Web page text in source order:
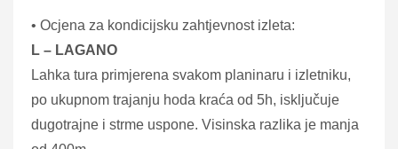
• Ocjena za kondicijsku zahtjevnost izleta:
L – LAGANO
Lahka tura primjerena svakom planinaru i izletniku,
po ukupnom trajanju hoda kraća od 5h, isključuje
dugotrajne i strme uspone. Visinska razlika je manja